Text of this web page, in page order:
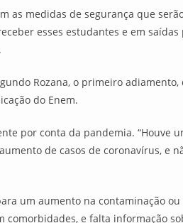
as medidas de segurança que
esses estudantes e em
Rozana, o primeiro adiamento,
do Enem.
por conta da pandemia. “Houve
de casos de coronavírus, e
um aumento na contaminação
comorbidades, e falta informação